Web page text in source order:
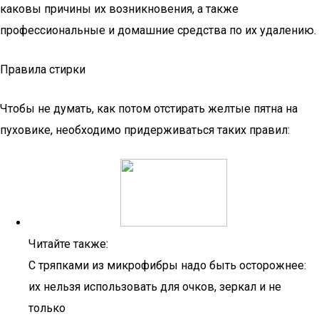
каковы причины их возникновения, а также
профессиональные и домашние средства по их удалению.
Правила стирки
Чтобы не думать, как потом отстирать желтые пятна на
пуховике, необходимо придерживаться таких правил:
Читайте также:
С тряпками из микрофибры надо быть осторожнее:
их нельзя использовать для очков, зеркал и не
только